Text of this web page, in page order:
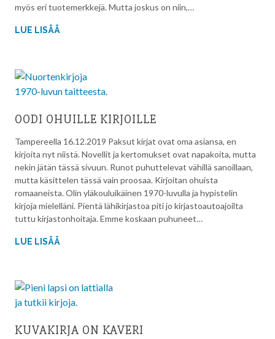
myös eri tuotemerkkejä. Mutta joskus on niin,…
LUE LISÄÄ
OODI OHUILLE KIRJOILLE
Tampereella 16.12.2019 Paksut kirjat ovat oma asiansa, en
kirjoita nyt niistä. Novellit ja kertomukset ovat napakoita, mutta
nekin jätän tässä sivuun. Runot puhuttelevat vähillä sanoillaan,
mutta käsittelen tässä vain proosaa. Kirjoitan ohuista
romaaneista. Olin yläkouluikäinen 1970-luvulla ja hypistelin
kirjoja mielelläni. Pientä lähikirjastoa piti jo kirjastoautoajoilta
tuttu kirjastonhoitaja. Emme koskaan puhuneet…
LUE LISÄÄ
KUVAKIRJA ON KAVERI